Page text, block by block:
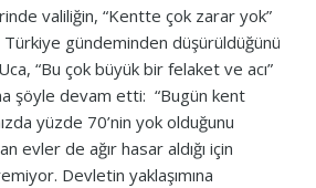
valiliğin, “Kentte çok zarar yok”
Türkiye gündeminden düşürüldüğünü
“Bu çok büyük bir felaket ve acı”
şöyle devam etti: “Bugün kent
yüzde 70’nin yok olduğunu
evler de ağır hasar aldığı için
Devletin yaklaşımına